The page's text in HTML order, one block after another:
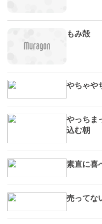
もみ殻
やちゃや
やっちま
込む朝
素直に喜
売ってな